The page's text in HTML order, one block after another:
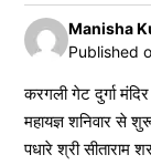
Manisha
Published
करगली गेट दुर्गा
महायज्ञ शनिवार से
पधारे श्री सीताराम